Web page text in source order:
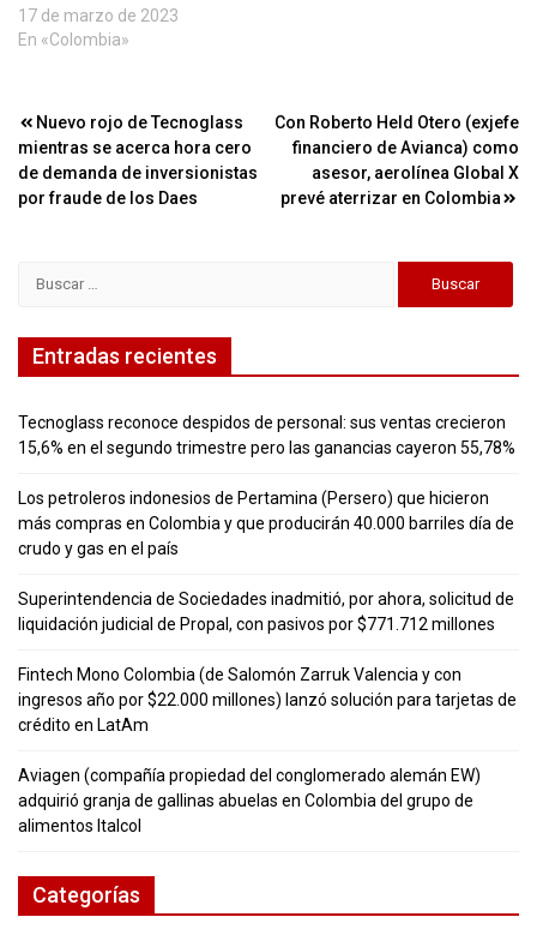
17 de marzo de 2023
En «Colombia»
Navegación
de
entradas
Nuevo rojo de Tecnoglass
mientras se acerca hora cero
de demanda de inversionistas
por fraude de los Daes
Con Roberto Held Otero (exjefe
financiero de Avianca) como
asesor, aerolínea Global X
prevé aterrizar en Colombia
Entradas recientes
Tecnoglass reconoce despidos de personal: sus ventas crecieron
15,6% en el segundo trimestre pero las ganancias cayeron 55,78%
Los petroleros indonesios de Pertamina (Persero) que hicieron
más compras en Colombia y que producirán 40.000 barriles día de
crudo y gas en el país
Superintendencia de Sociedades inadmitió, por ahora, solicitud de
liquidación judicial de Propal, con pasivos por $771.712 millones
Fintech Mono Colombia (de Salomón Zarruk Valencia y con
ingresos año por $22.000 millones) lanzó solución para tarjetas de
crédito en LatAm
Aviagen (compañía propiedad del conglomerado alemán EW)
adquirió granja de gallinas abuelas en Colombia del grupo de
alimentos Italcol
Categorías